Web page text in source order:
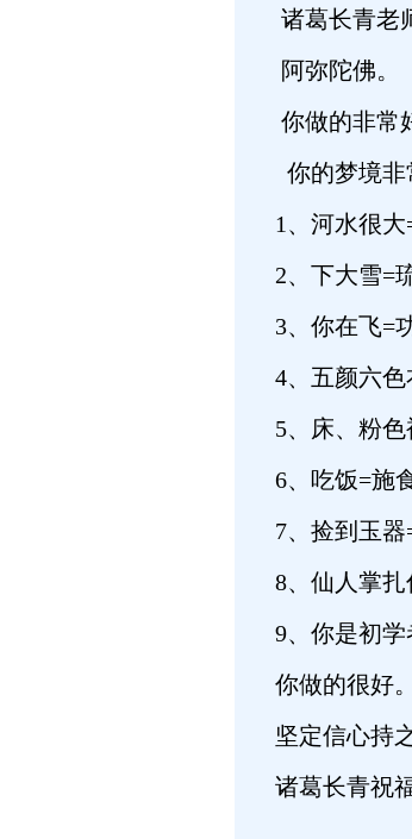
诸葛长青老
阿弥陀佛。
你做的非
你的梦境非
1、河水很大
2、下大雪=
3、你在飞=
4、五颜六色
5、床、粉色
6、吃饭=施
7、捡到玉器
8、仙人掌扎
9、你是初学
你做的很好。
坚定信心持
诸葛长青祝